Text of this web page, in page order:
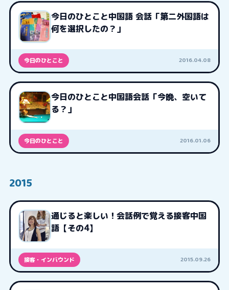
今日のひとこと中国語 会話「第二外国語は
何を選択したの？」
今日のひとこと 2016.04.08
今日のひとこと中国語会話「今晩、空いて
る？」
今日のひとこと 2016.01.06
2015
通じると楽しい！会話例で覚える接客中国
語【その4】
接客・インバウンド 2015.09.26